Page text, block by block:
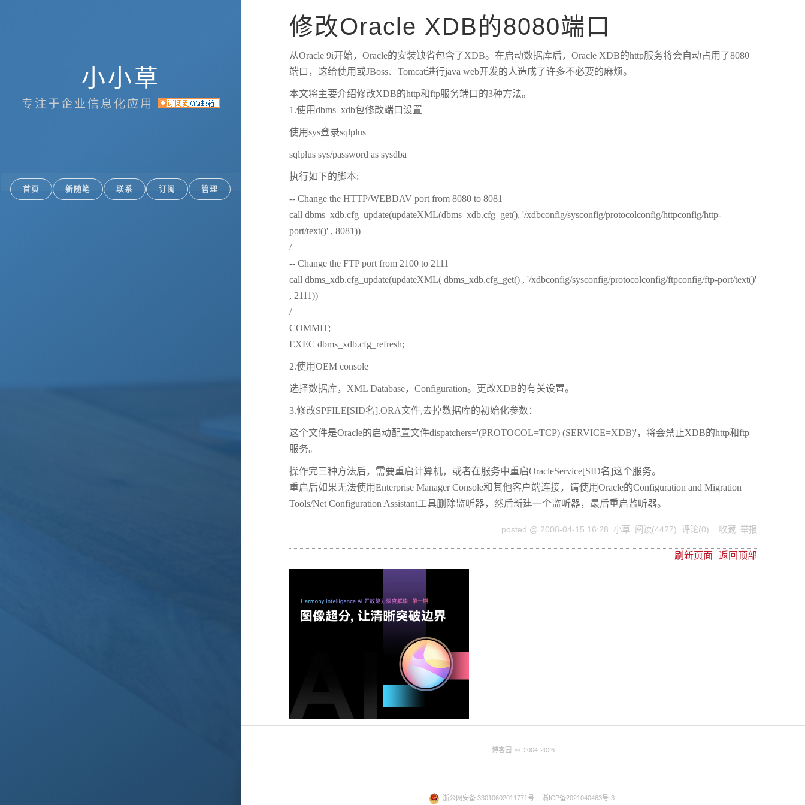
小小草
专注于企业信息化应用
首页 新随笔 联系 订阅 管理
修改Oracle XDB的8080端口
从Oracle 9i开始，Oracle的安装缺省包含了XDB。在启动数据库后，Oracle XDB的http服务将会自动占用了8080
端口，这给使用或JBoss、Tomcat进行java web开发的人造成了许多不必要的麻烦。
本文将主要介绍修改XDB的http和ftp服务端口的3种方法。
1.使用dbms_xdb包修改端口设置
使用sys登录sqlplus
sqlplus sys/password as sysdba
执行如下的脚本:
-- Change the HTTP/WEBDAV port from 8080 to 8081
call dbms_xdb.cfg_update(updateXML(dbms_xdb.cfg_get(), '/xdbconfig/sysconfig/protocolconfig/httpconfig/http-
port/text()' , 8081))
/
-- Change the FTP port from 2100 to 2111
call dbms_xdb.cfg_update(updateXML( dbms_xdb.cfg_get() , '/xdbconfig/sysconfig/protocolconfig/ftpconfig/ftp-port/text()'
, 2111))
/
COMMIT;
EXEC dbms_xdb.cfg_refresh;
2.使用OEM console
选择数据库，XML Database，Configuration。更改XDB的有关设置。
3.修改SPFILE[SID名].ORA文件,去掉数据库的初始化参数：
这个文件是Oracle的启动配置文件dispatchers='(PROTOCOL=TCP) (SERVICE=XDB)'，将会禁止XDB的http和ftp
服务。
操作完三种方法后，需要重启计算机，或者在服务中重启OracleService[SID名]这个服务。
重启后如果无法使用Enterprise Manager Console和其他客户端连接，请使用Oracle的Configuration and Migration
Tools/Net Configuration Assistant工具删除监听器，然后新建一个监听器，最后重启监听器。
posted @ 2008-04-15 16:28 小草 阅读(4427) 评论(0) 收藏 举报
刷新页面 返回顶部
博客园 © 2004-2026
浙公网安备 33010602011771号 浙ICP备2021040463号-3